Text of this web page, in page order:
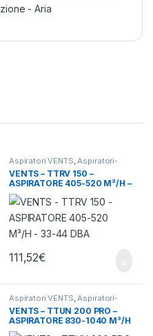
- Aria
Aspiratori VENTS,Aspiratori-
Ventilatori ,Ventilazione - Aria
VENTS – TTRV 150 –
ASPIRATORE 405-520 M³/H –
33-44 DBA
111,52€
Aspiratori VENTS Aspiratori-
Ventilatori Ventilazione - Aria
VENTS – TTUN 200 PRO –
ASPIRATORE 830-1040 M³/H
– 39-45 DBA